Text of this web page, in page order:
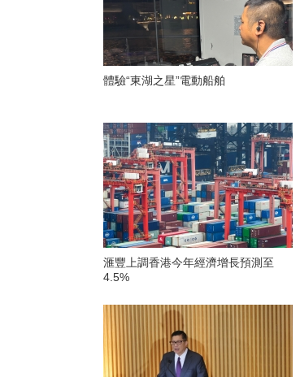
體驗“東湖之星”電動船舶
滙豐上調香港今年經濟增長預測至
4.5%